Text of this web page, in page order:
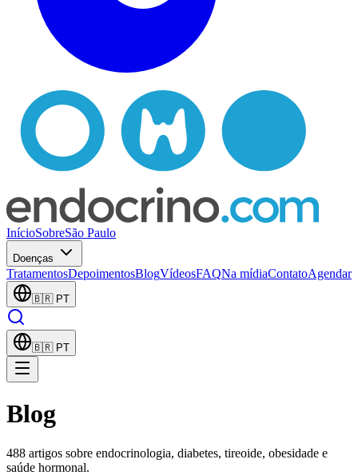
InícioSobreSão Paulo
Doenças
TratamentosDepoimentosBlogVídeosFAQNa mídiaContatoAgendar
🇧🇷 PT
🇧🇷 PT
Blog
488 artigos sobre endocrinologia, diabetes, tireoide, obesidade e
saúde hormonal.